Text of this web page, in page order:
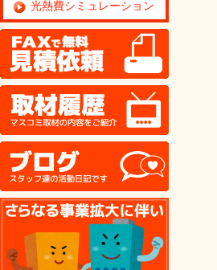
光熱費シミュレーション